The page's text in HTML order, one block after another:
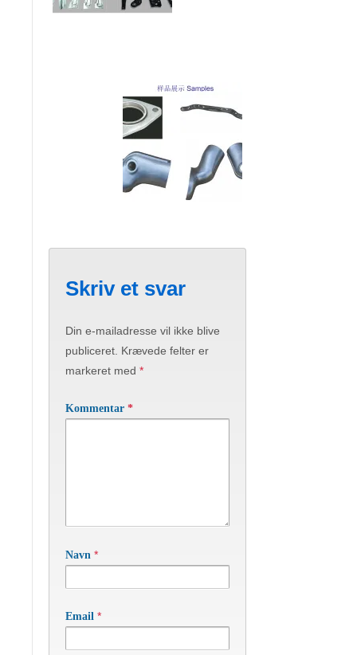
Skriv et svar
Din e-mailadresse vil ikke blive
publiceret. Krævede felter er
markeret med *
Kommentar *
Navn *
Email *